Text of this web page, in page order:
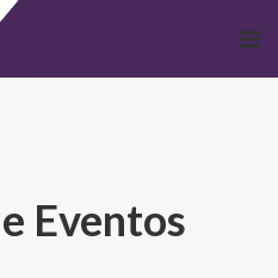
Eventos